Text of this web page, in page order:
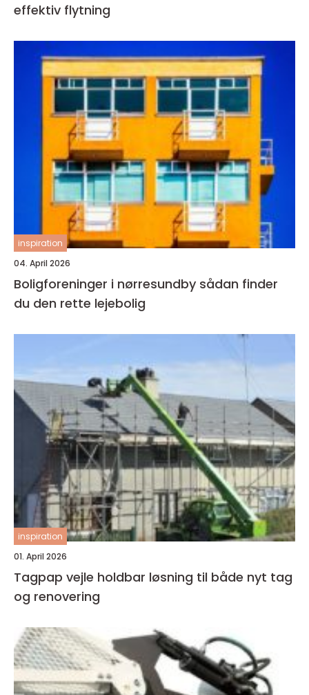
effektiv flytning
inspiration
04. April 2026
Boligforeninger i nørresundby sådan finder
du den rette lejebolig
inspiration
01. April 2026
Tagpap vejle holdbar løsning til både nyt tag
og renovering